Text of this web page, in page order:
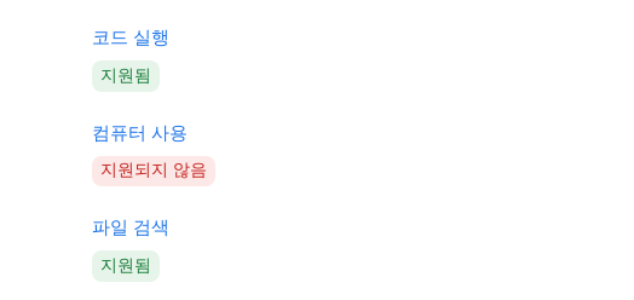
코드 실행
지원됨
컴퓨터 사용
지원되지 않음
파일 검색
지원됨